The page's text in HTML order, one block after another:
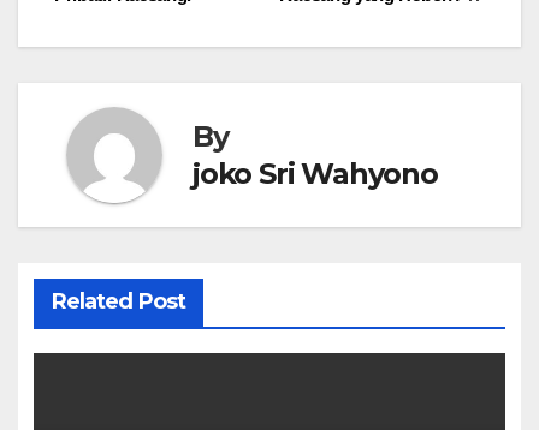
By
joko Sri Wahyono
Related Post